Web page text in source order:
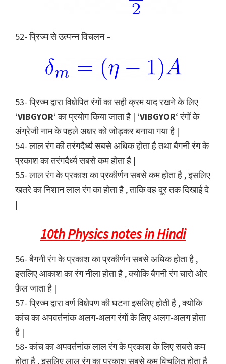
52- प्रिज्म से उत्पन्न विचलन –
53- प्रिज्म द्वारा विक्षेपित रंगों का सही क्रम याद रखने के लिए
‘VIBGYOR‘ का प्रयोग किया जाता है | ‘VIBGYOR‘ रंगों के
अंग्रेजी नाम के पहले अक्षर को जोड़कर बनाया गया है |
54- लाल रंग की तरंगदैर्ध्य सबसे अधिक होता है तथा बैगनी रंग के
प्रकाश का तरंगदैर्ध्य सबसे कम होता है |
55- लाल रंग के प्रकाश का प्रकीर्णन सबसे कम होता है , इसलिए
खतरे का निशान लाल रंग का होता है , ताकि वह दूर तक दिखाई दे
|
10th Physics notes in Hindi
56- बैगनी रंग के प्रकाश का प्रकीर्णन सबसे अधिक होता है ,
इसलिए आकाश का रंग नीला होता है , क्योकि बैगनी रंग चारो ओर
फ़ैल जाता है |
57- प्रिज्म द्वारा वर्ण विक्षेपण की घटना इसलिए होती है , क्योकि
कांच का अपवर्तनांक अलग-अलग रंगों के लिए अलग-अलग होता
है |
58- कांच का अपवर्तनांक लाल रंग के प्रकाश के लिए सबसे कम
होता है , इसलिए लाल रंग का प्रकाश सबसे कम विचलित होता है